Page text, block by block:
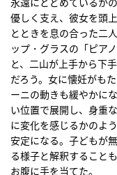
優しく支え、彼女を頭
とときを息の合った二
ップ・グラスの「ピア
と、二山が上手から下
だろう。女に懐妊がも
ーニの動きも緩やかに
い位置で展開し、身重
に変化を感じるかのよ
安定になる。子どもが
る様子と解釈すること
お腹に手を当てた。